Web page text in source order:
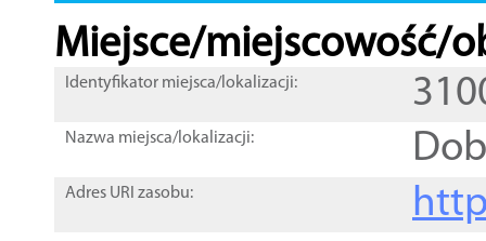
Miejsce/miejscowość/
Identyfikator miejsca/lokalizacji:
Nazwa miejsca/lokalizacji:
Adres URI zasobu: